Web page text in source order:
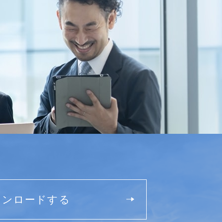
ロードする